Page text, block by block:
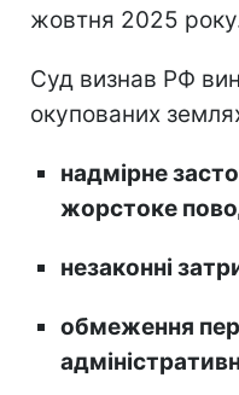
жовтня 2025
Суд визнав РФ
окупованих
надмірне
жорстоке
незаконні
обмеження